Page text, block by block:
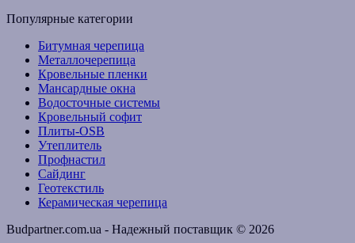
Популярные категории
Битумная черепица
Металлочерепица
Кровельные пленки
Мансардные окна
Водосточные системы
Кровельный софит
Плиты-OSB
Утеплитель
Профнастил
Сайдинг
Геотекстиль
Керамическая черепица
Budpartner.com.ua - Надежный поставщик © 2026